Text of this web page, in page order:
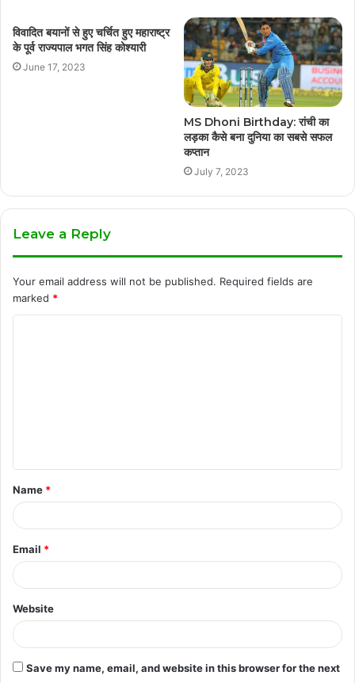
विवादित बयानों से हुए चर्चित हुए महाराष्ट्र
के पूर्व राज्यपाल भगत सिंह कोश्यारी
June 17, 2023
MS Dhoni Birthday: रांची का
लड़का कैसे बना दुनिया का सबसे सफल
कप्तान
July 7, 2023
Leave a Reply
Your email address will not be published. Required fields are
marked *
t
*
Name *
Email *
Website
Save my name, email, and website in this browser for the next